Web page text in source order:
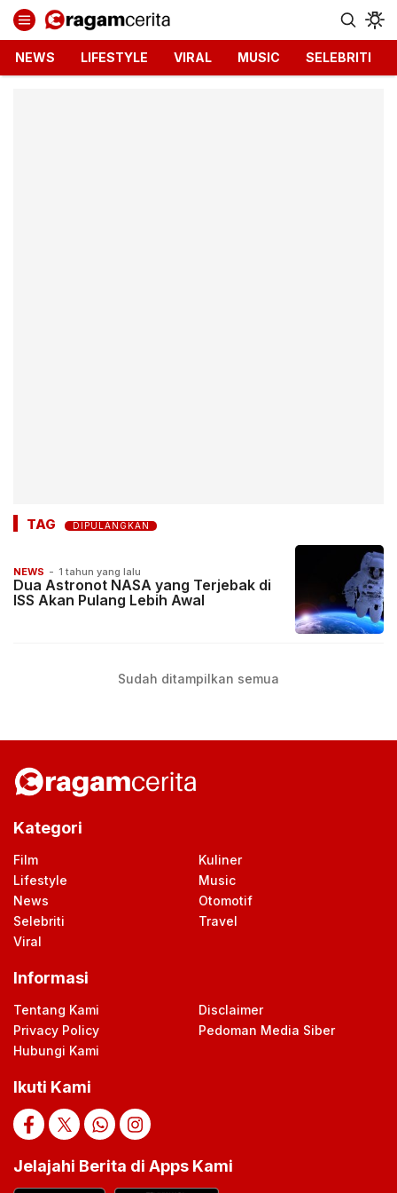
Ragamcerita.com
Informasi Terbaru dan Terkini
NEWS LIFESTYLE VIRAL MUSIC SELEBRITI
TAG DIPULANGKAN
NEWS - 1 tahun yang lalu
Dua Astronot NASA yang Terjebak di
ISS Akan Pulang Lebih Awal
Sudah ditampilkan semua
Kategori
Film
Kuliner
Lifestyle
Music
News
Otomotif
Selebriti
Travel
Viral
Informasi
Tentang Kami
Disclaimer
Privacy Policy
Pedoman Media Siber
Hubungi Kami
Ikuti Kami
Jelajahi Berita di Apps Kami